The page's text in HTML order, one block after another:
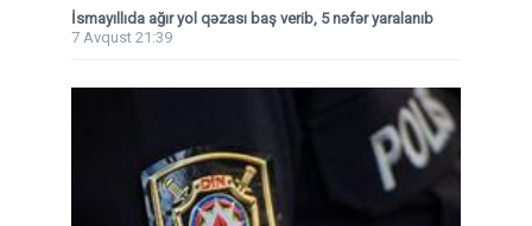
İsmayıllıda ağır yol qəzası baş verib, 5 nəfər yaralanıb
7 Avqust 21:39